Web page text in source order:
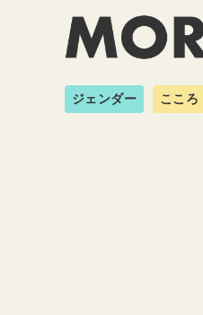
ジェンダー こころ